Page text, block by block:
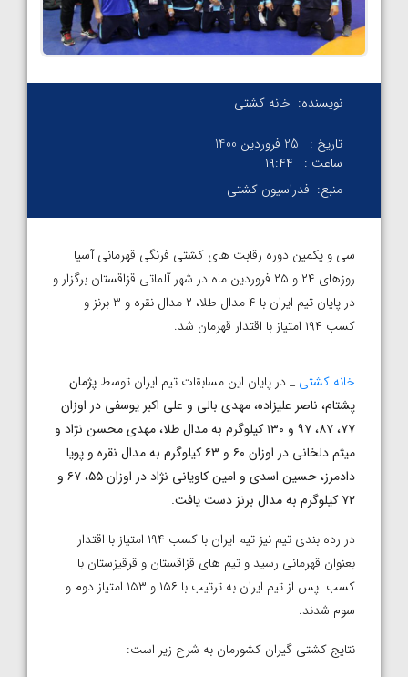
نویسنده: خانه کشتی
تاریخ :
25 فروردین 1400
ساعت :
۱۹:۴۴
منبع: فدراسیون کشتی
سی و یکمین دوره رقابت های کشتی فرنگی قهرمانی آسیا
روزهای ۲۴ و ۲۵ فروردین ماه در شهر آلماتی قزاقستان برگزار و
در پایان تیم ایران با ۴ مدال طلا، ۲ مدال نقره و ۳ برنز و
کسب ۱۹۴ امتیاز با اقتدار قهرمان شد.
خانه کشتی _ در پایان این مسابقات تیم ایران توسط پژمان
پشتام، ناصر علیزاده، مهدی بالی و علی اکبر یوسفی در اوزان
۷۷، ۸۷، ۹۷ و ۱۳۰ کیلوگرم به مدال طلا، مهدی محسن نژاد و
میثم دلخانی در اوزان ۶۰ و ۶۳ کیلوگرم به مدال نقره و پویا
دادمرز، حسین اسدی و امین کاویانی نژاد در اوزان ۵۵، ۶۷ و
۷۲ کیلوگرم به مدال برنز دست یافت.
در رده بندی تیم نیز تیم ایران با کسب ۱۹۴ امتیاز با اقتدار
بعنوان قهرمانی رسید و تیم های قزاقستان و قرقیزستان با
کسب پس از تیم ایران به ترتیب با ۱۵۶ و ۱۵۳ امتیاز دوم و
سوم شدند.
نتایج کشتی گیران کشورمان به شرح زیر است: